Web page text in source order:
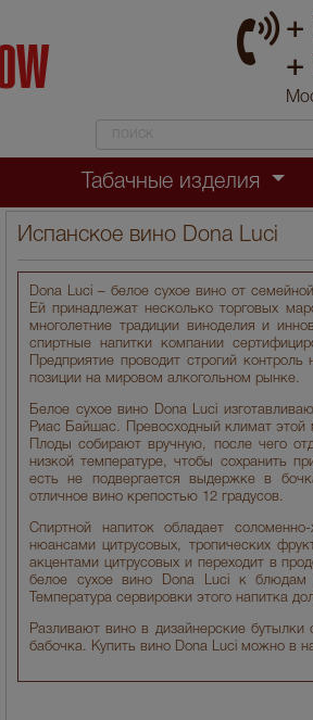
+
+
Табачные изделия
Испанское вино Dona Luci
Dona Luci – белое сухое вино от
Ей принадлежат несколько торговых
многолетние традиции виноделия и
спиртные напитки компании
Предприятие проводит строгий
позиции на мировом алкогольном рынке.
Белое сухое вино Dona Luci
Риас Байшас. Превосходный климат этой
Плоды собирают вручную, после чего
низкой температуре, чтобы сохранить
есть не подвергается выдержке в
отличное вино крепостью 12 градусов.
Спиртной напиток обладает
нюансами цитрусовых, тропических
акцентами цитрусовых и переходит в
белое сухое вино Dona Luci к
Температура сервировки этого напитка
Разливают вино в дизайнерские
бабочка. Купить вино Dona Luci можно в